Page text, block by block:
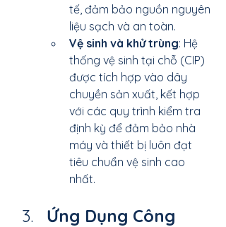
tế, đảm bảo nguồn nguyên
liệu sạch và an toàn.
Vệ sinh và khử trùng: Hệ
thống vệ sinh tại chỗ (CIP)
được tích hợp vào dây
chuyền sản xuất, kết hợp
với các quy trình kiểm tra
định kỳ để đảm bảo nhà
máy và thiết bị luôn đạt
tiêu chuẩn vệ sinh cao
nhất.
Ứng Dụng Công